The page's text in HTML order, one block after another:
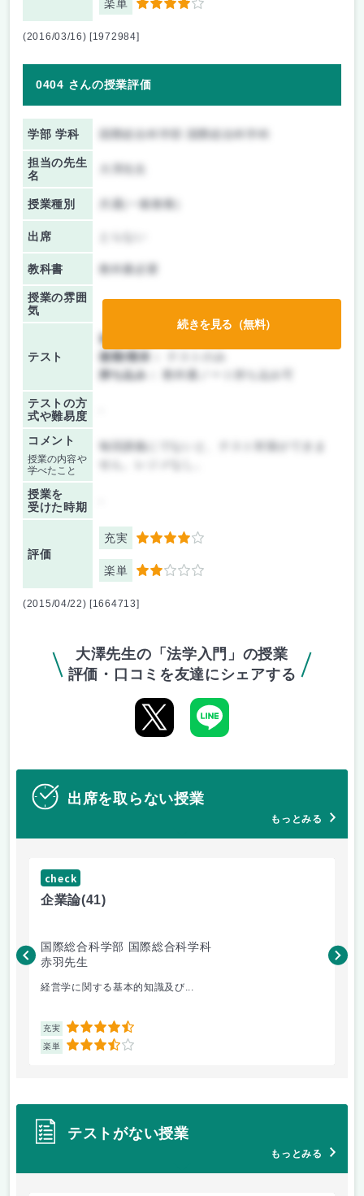
楽単 4
(2016/03/16) [1972984]
0404 さんの授業評価
学部 学科 国際総合科学部 国際総合科学科
担当の先生
名
授業種別 共通(一般教養)
出席
教科書 教科書必要
授業の雰囲
気
テスト
前期/中間：
後期/期末：
持ち込み：
教科書ノート持ち込み可
テストの方
式や難易度
コメント
授業の内容や
学べたこと
毎回講義にでないと、テスト対策ができま
授業を
受けた時期
評価
充実 4
楽単 2
続きを見る（無料）
(2015/04/22) [1664713]
大澤先生の「法学入門」の授業
評価・口コミを友達にシェアする
出席を取らない授業
もっとみる
check
企業論(41)
国際総合科学部 国際総合科学科
赤羽先生
経営学に関する基本的知識及び...
充実 4.5
楽単 3.5
柴
テストがない授業
もっとみる